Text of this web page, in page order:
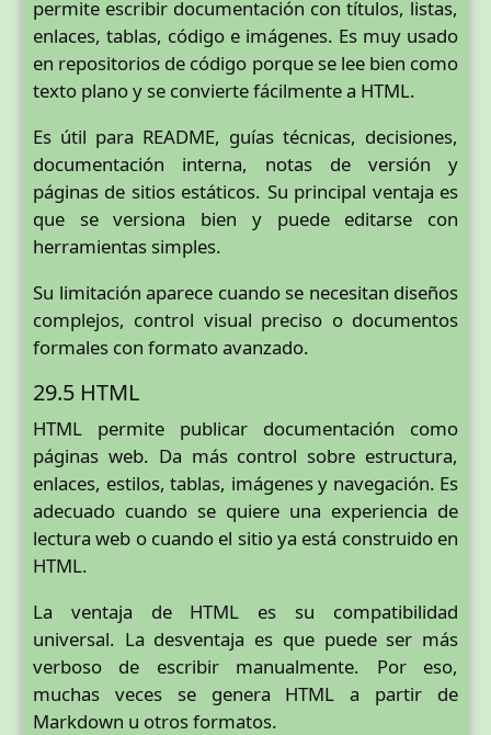
permite escribir documentación con títulos, listas,
enlaces, tablas, código e imágenes. Es muy usado
en repositorios de código porque se lee bien como
texto plano y se convierte fácilmente a HTML.
Es útil para README, guías técnicas, decisiones,
documentación interna, notas de versión y
páginas de sitios estáticos. Su principal ventaja es
que se versiona bien y puede editarse con
herramientas simples.
Su limitación aparece cuando se necesitan diseños
complejos, control visual preciso o documentos
formales con formato avanzado.
29.5 HTML
HTML permite publicar documentación como
páginas web. Da más control sobre estructura,
enlaces, estilos, tablas, imágenes y navegación. Es
adecuado cuando se quiere una experiencia de
lectura web o cuando el sitio ya está construido en
HTML.
La ventaja de HTML es su compatibilidad
universal. La desventaja es que puede ser más
verboso de escribir manualmente. Por eso,
muchas veces se genera HTML a partir de
Markdown u otros formatos.